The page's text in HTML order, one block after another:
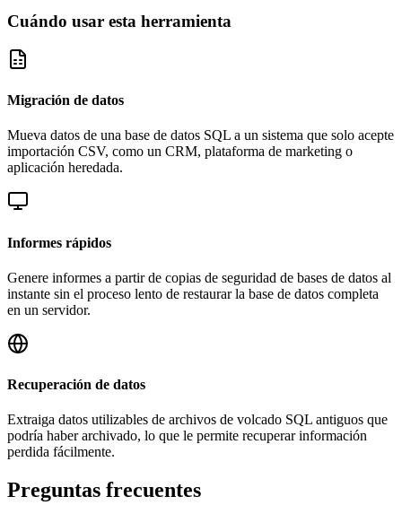
Cuándo usar esta herramienta
Migración de datos
Mueva datos de una base de datos SQL a un sistema que solo acepte
importación CSV, como un CRM, plataforma de marketing o
aplicación heredada.
Informes rápidos
Genere informes a partir de copias de seguridad de bases de datos al
instante sin el proceso lento de restaurar la base de datos completa
en un servidor.
Recuperación de datos
Extraiga datos utilizables de archivos de volcado SQL antiguos que
podría haber archivado, lo que le permite recuperar información
perdida fácilmente.
Preguntas frecuentes